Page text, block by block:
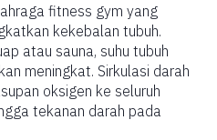
fitness gym yang
kekebalan tubuh.
atau sauna, suhu tubuh
meningkat. Sirkulasi darah
oksigen ke seluruh
tekanan darah pada